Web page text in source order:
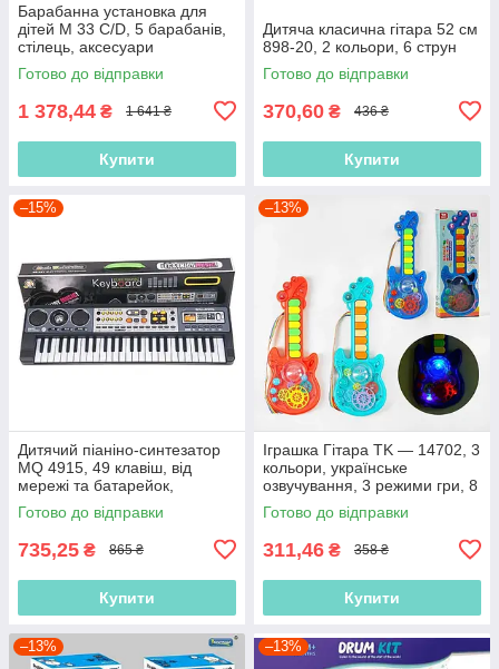
Барабанна установка для
дітей M 33 C/D, 5 барабанів,
стілець, аксесуари
Готово до відправки
1 378,44 ₴ 1 641 ₴
Купити
Дитяча класична гітара 52 см
898-20, 2 кольори, 6 струн
Готово до відправки
370,60 ₴ 436 ₴
Купити
–15%
Дитячий піаніно-синтезатор
MQ 4915, 49 клавіш, від
мережі та батарейок,
мікрофон, роз'єм для
навушників
Готово до відправки
735,25 ₴ 865 ₴
Купити
–13%
Іграшка Гітара TK — 14702, 3
кольори, українське
озвучування, 3 режими гри, 8
пісень, піаніно
Готово до відправки
311,46 ₴ 358 ₴
Купити
–13% –13%